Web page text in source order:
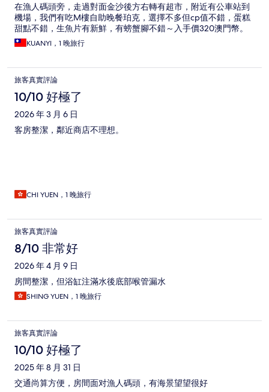
在漁人碼頭旁，走過對面金沙後方右轉有超市，附近有公車站到
機場，我們有吃M樓自助晚餐珀克，選擇不多但cp值不錯，蛋糕
甜點不錯，生魚片有新鮮，有螃蟹腳不錯～入手價320澳門幣。
KUANYI，1 晚旅行
旅客真實評論
10/10 好極了
2026 年 3 月 6 日
客房整潔，鄰近商店不理想。
CHI YUEN，1 晚旅行
旅客真實評論
8/10 非常好
2026 年 4 月 9 日
房間整潔，但浴缸注滿水後底部喉管漏水
SHING YUEN，1 晚旅行
旅客真實評論
10/10 好極了
2025 年 8 月 31 日
交通尚算方便，房間面对漁人碼頭，有海景望望很好